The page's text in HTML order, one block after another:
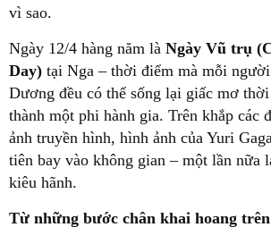
vì sao.
Ngày 12/4 hàng năm là Ngày Vũ trụ
Day) tại Nga – thời điểm mà mỗi
Dương đều có thể sống lại giấc mơ
thành một phi hành gia. Trên khắp các
ảnh truyền hình, hình ảnh của Yuri
tiên bay vào không gian – một lần nữa
kiêu hãnh.
Từ những bước chân khai hoang